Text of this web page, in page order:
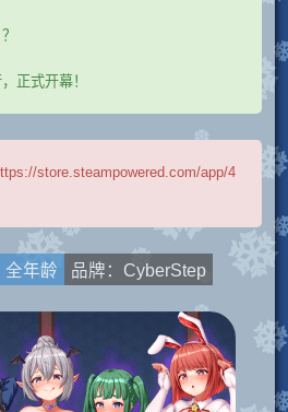
正式开幕！
store.steampowered.com/app/4
全年龄 品牌：CyberStep